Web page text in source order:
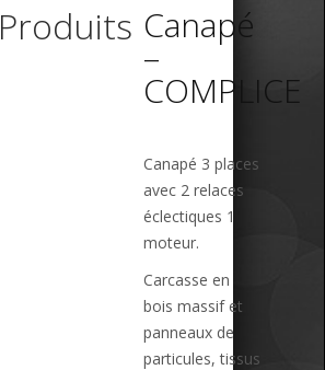
Canapé
–
COMPLICE
Canapé 3 places
avec 2 relaces
éclectiques 1
moteur.
Carcasse en
bois massif et
panneaux de
particules, tissus
Produits